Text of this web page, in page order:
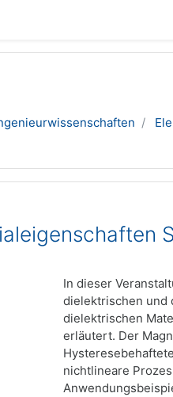
In dieser
dielektrischen und
dielektrischen
erläutert. Der
nichtlineare